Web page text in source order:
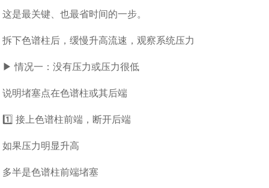
这是最关键、也最省时间的一步。
拆下色谱柱后，缓慢升高流速，观察系统压力
▶ 情况一：没有压力或压力很低
说明堵塞点在色谱柱或其后端
1️⃣ 接上色谱柱前端，断开后端
如果压力明显升高
多半是色谱柱前端堵塞